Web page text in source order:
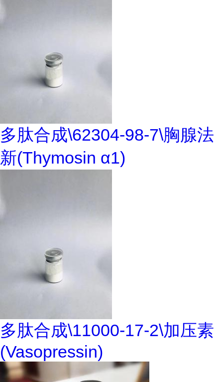
多肽合成\62304-98-7\胸腺法
新(Thymosin α1)
多肽合成\11000-17-2\加压素
(Vasopressin)